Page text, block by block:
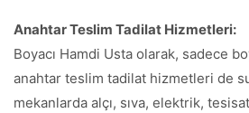
Anahtar Teslim Tadilat Hizmetleri:
Boyacı Hamdi Usta olarak, sadece
anahtar teslim tadilat hizmetleri de
mekanlarda alçı, sıva, elektrik,